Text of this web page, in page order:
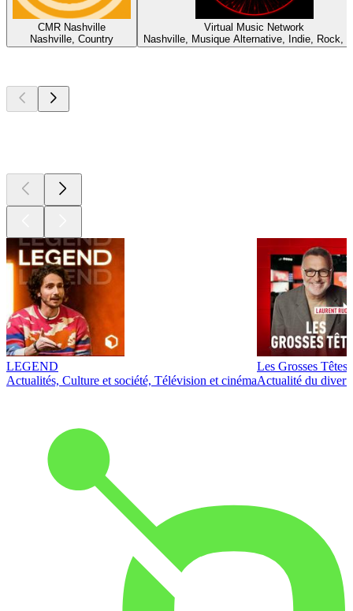
CMR Nashville
Nashville, Country
Virtual Music Network
Nashville, Musique Alternative, Indie, Rock,
LEGEND
Actualités, Culture et société, Télévision et cinéma
Les Grosses Têtes
Actualité du